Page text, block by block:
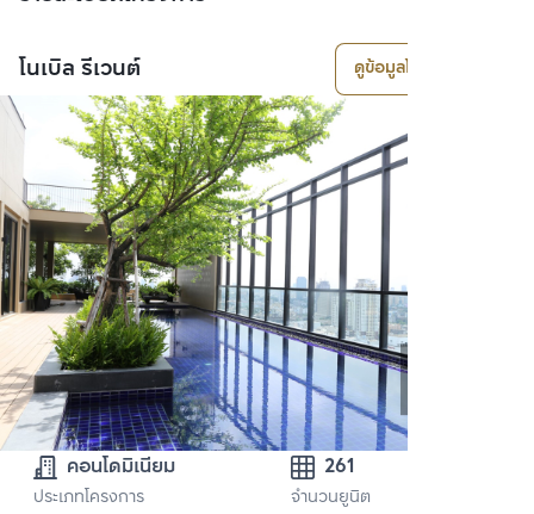
โนเบิล รีเวนต์ ดูข้อมูลโครงการ
คอนโดมิเนียม
ประเภทโครงการ
261
จำนวนยูนิต